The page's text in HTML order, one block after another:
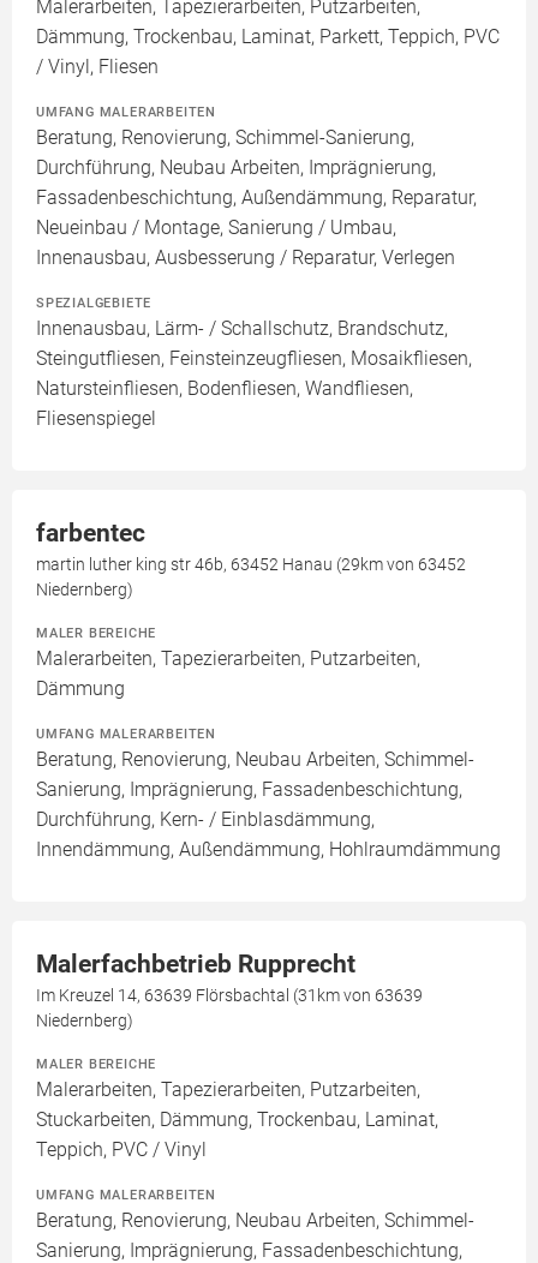
Malerarbeiten, Tapezierarbeiten, Putzarbeiten,
Dämmung, Trockenbau, Laminat, Parkett, Teppich, PVC
/ Vinyl, Fliesen
UMFANG MALERARBEITEN
Beratung, Renovierung, Schimmel-Sanierung,
Durchführung, Neubau Arbeiten, Imprägnierung,
Fassadenbeschichtung, Außendämmung, Reparatur,
Neueinbau / Montage, Sanierung / Umbau,
Innenausbau, Ausbesserung / Reparatur, Verlegen
SPEZIALGEBIETE
Innenausbau, Lärm- / Schallschutz, Brandschutz,
Steingutfliesen, Feinsteinzeugfliesen, Mosaikfliesen,
Natursteinfliesen, Bodenfliesen, Wandfliesen,
Fliesenspiegel
farbentec
martin luther king str 46b, 63452 Hanau (29km von 63452
Niedernberg)
MALER BEREICHE
Malerarbeiten, Tapezierarbeiten, Putzarbeiten,
Dämmung
UMFANG MALERARBEITEN
Beratung, Renovierung, Neubau Arbeiten, Schimmel-
Sanierung, Imprägnierung, Fassadenbeschichtung,
Durchführung, Kern- / Einblasdämmung,
Innendämmung, Außendämmung, Hohlraumdämmung
Malerfachbetrieb Rupprecht
Im Kreuzel 14, 63639 Flörsbachtal (31km von 63639
Niedernberg)
MALER BEREICHE
Malerarbeiten, Tapezierarbeiten, Putzarbeiten,
Stuckarbeiten, Dämmung, Trockenbau, Laminat,
Teppich, PVC / Vinyl
UMFANG MALERARBEITEN
Beratung, Renovierung, Neubau Arbeiten, Schimmel-
Sanierung, Imprägnierung, Fassadenbeschichtung,